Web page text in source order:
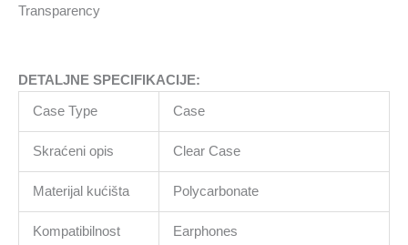
Transparency
DETALJNE SPECIFIKACIJE:
Case Type Case
Skraćeni opis Clear Case
Materijal kućišta Polycarbonate
Kompatibilnost Earphones